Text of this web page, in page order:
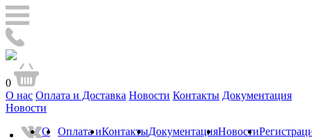
0
О нас Оплата и Доставка Новости Контакты Документация
Новости
О
Оплата иКонтактыДокументацияНовости